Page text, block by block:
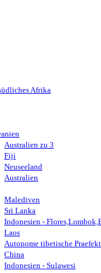
Afrika
Australien zu 3
Fiji
Neuseeland
Australien
Malediven
Sri Lanka
Indonesien -
Laos
Autonome tibetische
China
Indonesien - Sulawesi